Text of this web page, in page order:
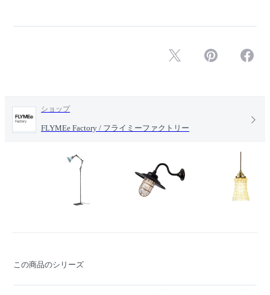
ショップ
FLYMEe Factory / フライミーファクトリー
この商品のシリーズ